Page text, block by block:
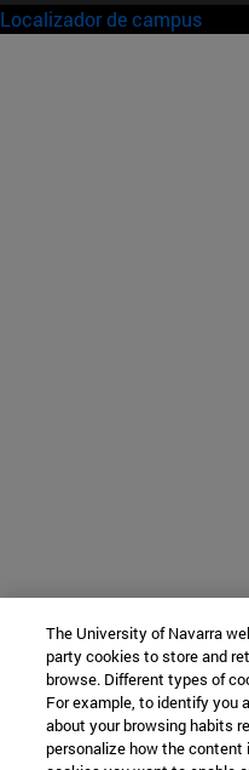
Localizador de campus
The University of Navarra
party cookies to store and
browse. Different types of
For example, to identify you
about your browsing habits
personalize how the